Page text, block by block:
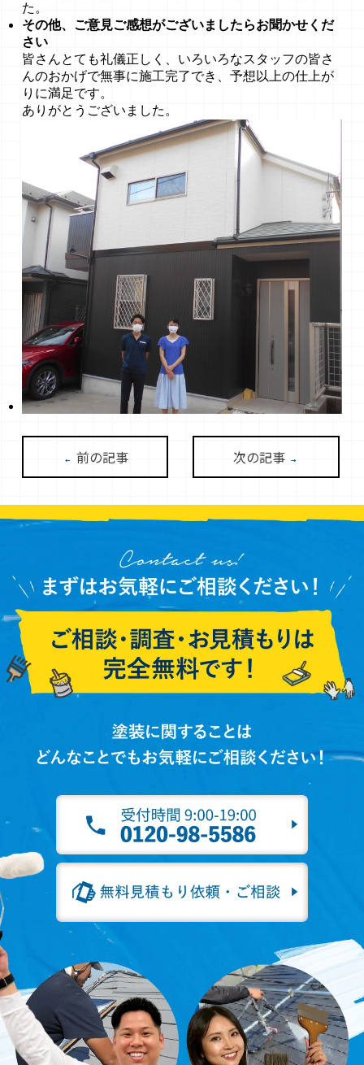
た。
その他、ご意見ご感想がございましたらお聞かせくだ
さい
皆さんとても礼儀正しく、いろいろなスタッフの皆さ
んのおかげで無事に施工完了でき、予想以上の仕上が
りに満足です。
ありがとうございました。
← 前の記事 次の記事 →